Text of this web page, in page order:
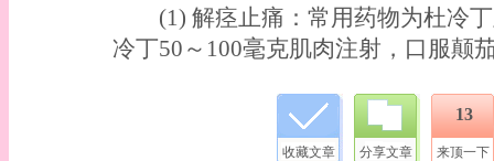
(1) 解痉止痛：常用药物为杜冷丁
冷丁50～100毫克肌肉注射，口服颠
收藏文章 分享文章
13
来顶一下